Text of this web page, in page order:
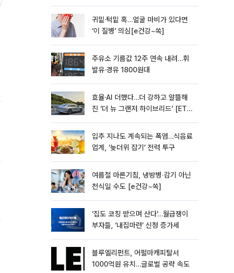
귀밑·턱밑 혹…얼굴 마비가 있다면
‘이 질병’ 의심[e건강~쏙]
주유소 기름값 12주 연속 내려…휘
발유·경유 1800원대
효율·AI 더했다…더 강하고 알뜰해
진 ‘더 뉴 그랜저 하이브리드’ [ET의
입추 지나도 계속되는 폭염…식음료
업계, ‘늦더위 잡기’ 전력 투구
여름철 마른기침, 냉방병‧감기 아닌
천식일 수도 [e건강~쏙]
‘집도 코칭 받으며 산다’…월급쟁이
부자들, ‘내집마련’ 신청 증가세
블루엘리펀트, 어펄마캐피탈서
1000억원 유치…글로벌 공략 속도